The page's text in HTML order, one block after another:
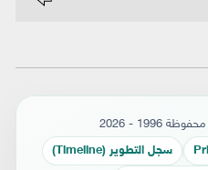
- 2026
سجل التطوير (Timeline)